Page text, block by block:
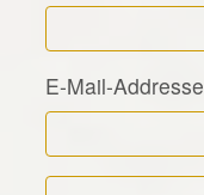
E-Mail-Addresse